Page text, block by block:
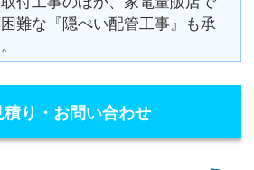
難な『隠ぺい配管工事』も承
積り・お問い合わせ